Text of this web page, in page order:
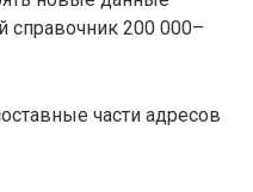
справочник 200 000–
части адресов